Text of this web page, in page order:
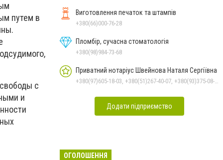
путем в
с
и
Виготовлення печаток та штампів
+380(66)000-76-28
Пломбір, сучасна стоматологія
+380(98)984-73-68
Приватний нотаріус Швейнова Наталя Сергіївна
Додати підприємство
ОГОЛОШЕННЯ